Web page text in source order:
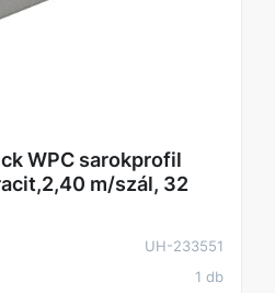
WPC sarokprofil
m/szál, 32
UH-233551
1 db